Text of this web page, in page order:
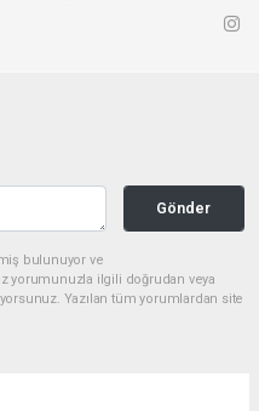
Gönder
bulunuyor ve
yorumunuzla ilgili doğrudan veya
Yazılan tüm yorumlardan site